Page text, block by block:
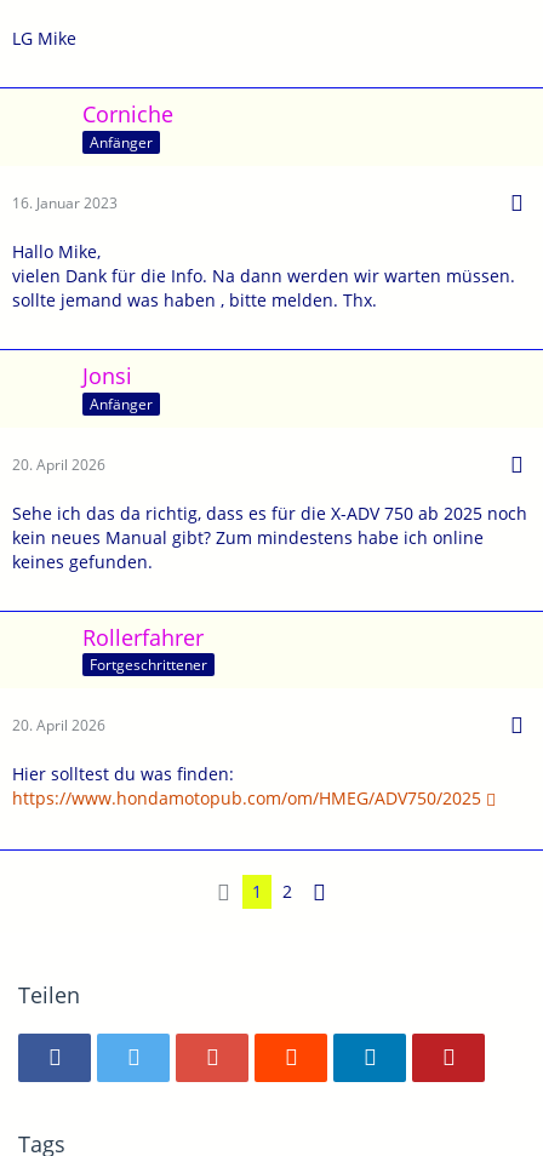
LG Mike
Corniche
Anfänger
16. Januar 2023
Hallo Mike,
vielen Dank für die Info. Na dann werden wir warten müssen.
sollte jemand was haben , bitte melden. Thx.
Jonsi
Anfänger
20. April 2026
Sehe ich das da richtig, dass es für die X-ADV 750 ab 2025 noch
kein neues Manual gibt? Zum mindestens habe ich online
keines gefunden.
Rollerfahrer
Fortgeschrittener
20. April 2026
Hier solltest du was finden:
https://www.hondamotopub.com/om/HMEG/ADV750/2025
1 2
Teilen
Tags